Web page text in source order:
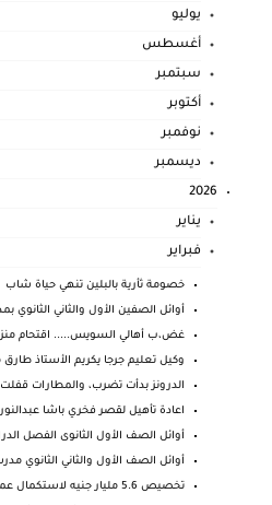
يوليو
أغسطس
سبتمبر
أكتوبر
نوفمبر
ديسمبر
2026
يناير
فبراير
خصومة ثأرية بالبلين تنهي حياة شاب
أوائل الصفين الأول والثاني الثانوي
غض،ب أهالي السويس..... اقتحام
وكيل تعليم جرجا يكريم الأستاذ
الدرونز بدأت تضرب، والمطارات
اعادة تأهيل لقصر فخري باشا
أوائل الصف الأول الثانوى الفصل الدراسى
أوائل الصف الأول والثاني الثانوي
تخصيص 5.6 مليار جنيه لاستكمال عمليات الإنشاء بـ 4 ...